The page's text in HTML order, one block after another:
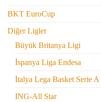
BKT EuroCup
Diğer Ligler
Büyük Britanya Ligi
İspanya Liga Endesa
İtalya Lega Basket Serie A
ING-All Star